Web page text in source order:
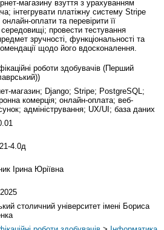
магазину взуття з урахуванням
інтегрувати платіжну систему Stripe
оплати та перевірити її
провести тестування
зручності, функціональності та
щодо його вдосконалення.
роботи здобувачів (Перший
магазин; Django; Stripe; PostgreSQL;
комерція; онлайн-оплата; веб-
адміністрування; UX/UI; база даних
21-4.0д
Ірина Юріївна
столичний університет імені Бориса